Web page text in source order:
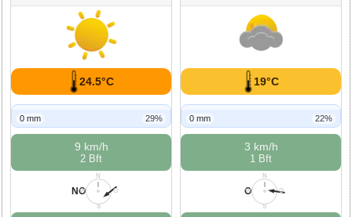
24.5°C
0 mm 29%
9 km/h
2 Bft
N
O
S
W
NO
19°C
0 mm 22%
3 km/h
1 Bft
N
O
S
W
O